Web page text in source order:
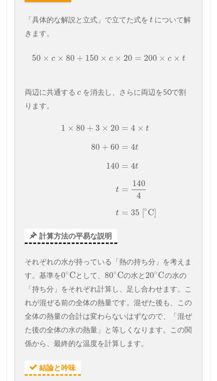
「具体的な解説と立式」で立てた式を t について解
きます。
50 × c × 80 + 150 × c × 20 = 200 × c × t
両辺に共通する c を消去し、さらに両辺を50で割
ります。
1 × 80 + 3 × 20
80 + 60
140
t
t
= 4 × t
= 4t
= 4t
=
140
4
= 35 [∘ C]
計算方法の平易な説明
それぞれの水が持っている「熱の持ち分」を考えま
す。基準を0∘ C として、 80∘ Cの水と 20∘ Cの水の
「持ち分」をそれぞれ計算し、足し合わせます。こ
れが混ぜる前の全体の熱量です。混ぜた後も、この
全体の熱量の合計は変わらないはずなので、「混ぜ
た後の全体の水の熱量」と等しくなります。この関
係から、最終的な温度を計算します。
結論と吟味